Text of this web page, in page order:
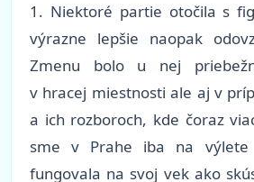
1. Niektoré partie otočila s
výrazne lepšie naopak
Zmenu bolo u nej
v hracej miestnosti ale aj v
a ich rozboroch, kde čoraz
sme v Prahe iba na
fungovala na svoj vek ako